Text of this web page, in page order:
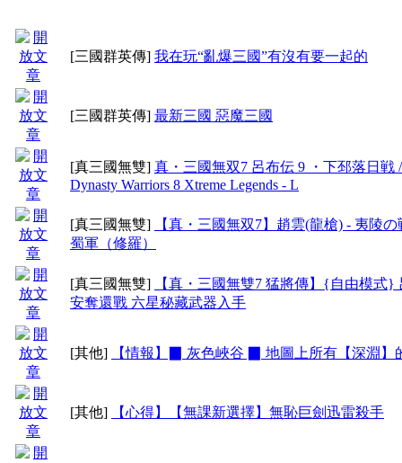
[三國群英傳] 我在玩“亂爆三國”有沒有要一起的
[三國群英傳] 最新三國 惡魔三國
[真三國無雙] 真・三國無双7 呂布伝 9 ・下邳落日戦 /
Dynasty Warriors 8 Xtreme Legends - L
[真三國無雙]
【真・三國無双7】趙雲(龍槍) - 夷陵
蜀軍（修羅）
[真三國無雙]
【真・三國無雙7 猛將傳】{自由模式}
安奪還戰 六星秘藏武器入手
[其他] 【情報】▉ 灰色峽谷 ▉ 地圖上所有【深淵】
[其他] 【心得】【無課新選擇】無恥巨劍迅雷殺手